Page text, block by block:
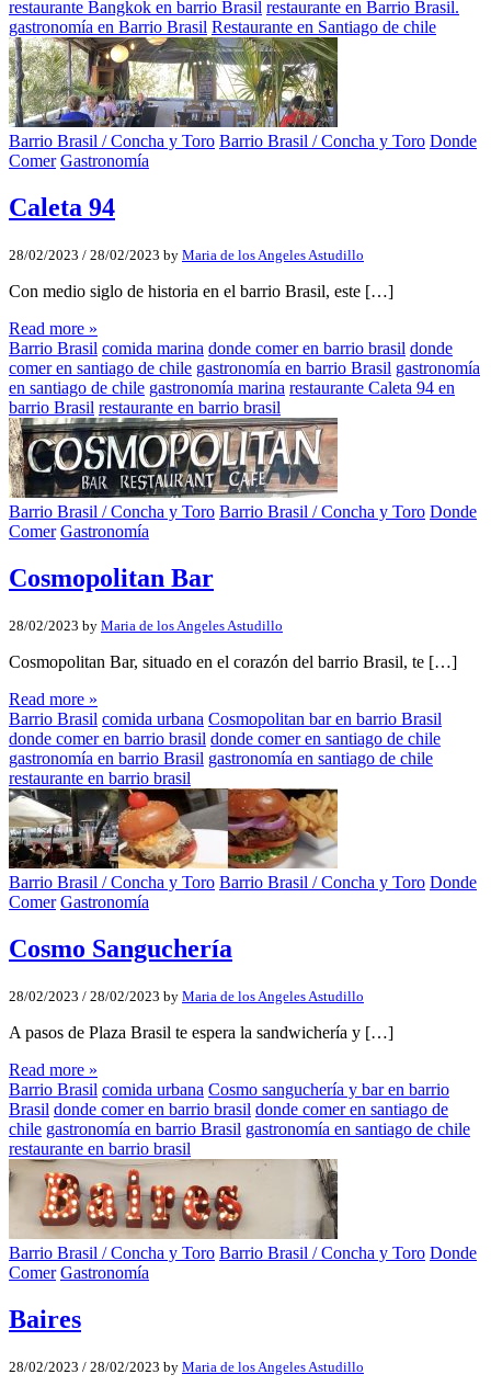
restaurante Bangkok en barrio Brasil restaurante en Barrio Brasil.
gastronomía en Barrio Brasil Restaurante en Santiago de chile
Barrio Brasil / Concha y Toro Barrio Brasil / Concha y Toro Donde
Comer Gastronomía
Caleta 94
28/02/2023 / 28/02/2023 by Maria de los Angeles Astudillo
Con medio siglo de historia en el barrio Brasil, este […]
Read more »
Barrio Brasil comida marina donde comer en barrio brasil donde
comer en santiago de chile gastronomía en barrio Brasil gastronomía
en santiago de chile gastronomía marina restaurante Caleta 94 en
barrio Brasil restaurante en barrio brasil
Barrio Brasil / Concha y Toro Barrio Brasil / Concha y Toro Donde
Comer Gastronomía
Cosmopolitan Bar
28/02/2023 by Maria de los Angeles Astudillo
Cosmopolitan Bar, situado en el corazón del barrio Brasil, te […]
Read more »
Barrio Brasil comida urbana Cosmopolitan bar en barrio Brasil
donde comer en barrio brasil donde comer en santiago de chile
gastronomía en barrio Brasil gastronomía en santiago de chile
restaurante en barrio brasil
Barrio Brasil / Concha y Toro Barrio Brasil / Concha y Toro Donde
Comer Gastronomía
Cosmo Sanguchería
28/02/2023 / 28/02/2023 by Maria de los Angeles Astudillo
A pasos de Plaza Brasil te espera la sandwichería y […]
Read more »
Barrio Brasil comida urbana Cosmo sanguchería y bar en barrio
Brasil donde comer en barrio brasil donde comer en santiago de
chile gastronomía en barrio Brasil gastronomía en santiago de chile
restaurante en barrio brasil
Barrio Brasil / Concha y Toro Barrio Brasil / Concha y Toro Donde
Comer Gastronomía
Baires
28/02/2023 / 28/02/2023 by Maria de los Angeles Astudillo